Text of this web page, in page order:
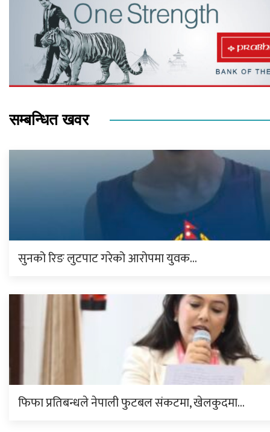
सम्बन्धित खवर
सुनको रिङ लुटपाट गरेको आरोपमा युवक…
फिफा प्रतिबन्धले नेपाली फुटबल संकटमा, खेलकुदमा…